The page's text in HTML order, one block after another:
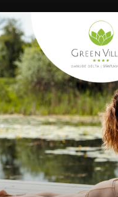
inFii un explorator și în